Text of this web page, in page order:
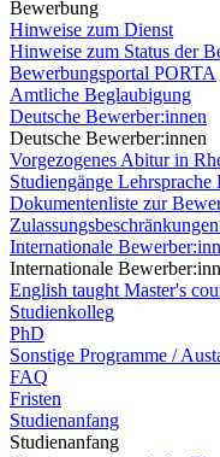
Bewerbung
Hinweise zum Dienst
Hinweise zum Status der
Bewerbungsportal PORTA
Amtliche Beglaubigung
Deutsche Bewerber:innen
Deutsche Bewerber:innen
Vorgezogenes Abitur in
Studiengänge Lehrsprache
Dokumentenliste zur
Internationale
Internationale
English taught Master's
Studienkolleg
PhD
Sonstige Programme /
FAQ
Fristen
Studienanfang
Studienanfang